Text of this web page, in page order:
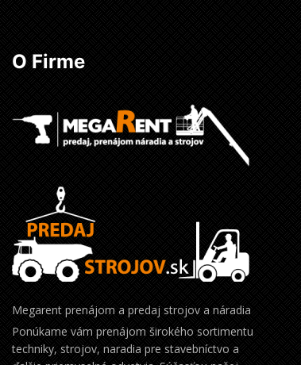
O Firme
Megarent prenájom a predaj strojov a náradia
Ponúkame vám prenájom širokého sortimentu
techniky, strojov, naradia pre stavebníctvo a